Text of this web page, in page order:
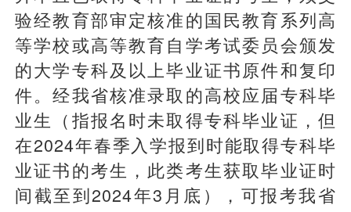
验经教育部审定核准的国民教育系列高
等学校或高等教育自学考试委员会颁发
的大学专科及以上毕业证书原件和复印
件。经我省核准录取的高校应届专科毕
业生（指报名时未取得专科毕业证，但
在2024年春季入学报到时能取得专科毕
业证书的考生，此类考生获取毕业证时
间截至到2024年3月底），可报考我省